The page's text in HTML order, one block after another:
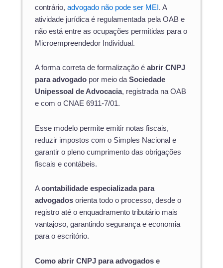
contrário, advogado não pode ser MEI . A
atividade jurídica é regulamentada pela OAB e
não está entre as ocupações permitidas para o
Microempreendedor Individual.
A forma correta de formalização é abrir CNPJ
para advogado por meio daSociedade
Unipessoal de Advocacia, registrada na OAB
e com o CNAE 6911-7/01.
Esse modelo permite emitir notas fiscais,
reduzir impostos com o Simples Nacional e
garantir o pleno cumprimento das obrigações
fiscais e contábeis.
Acontabilidade especializada para
advogados orienta todo o processo, desde o
registro até o enquadramento tributário mais
vantajoso, garantindo segurança e economia
para o escritório.
Como abrir CNPJ para advogados e